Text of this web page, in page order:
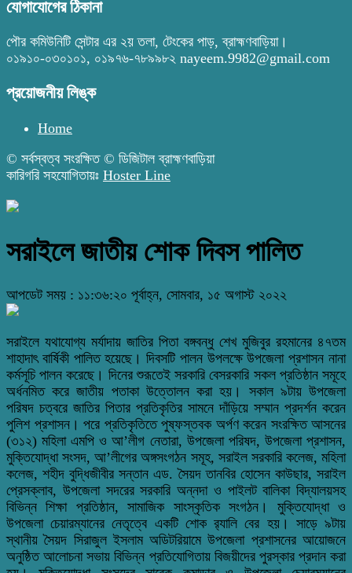
যোগাযোগের ঠিকানা
পৌর কমিউনিটি সেন্টার এর ২য় তলা, টেংকের পাড়, ব্রাহ্মণবাড়িয়া।
০১৯১০-০৩০১০১, ০১৯৭৬-৭৮৯৯৮২ nayeem.9982@gmail.com
প্রয়োজনীয় লিঙ্ক
Home
© সর্বস্বত্ব সংরক্ষিত © ডিজিটাল ব্রাহ্মণবাড়িয়া
কারিগরি সহযোগিতায়ঃ Hoster Line
সরাইলে জাতীয় শোক দিবস পালিত
আপডেট সময় : ১১:৩৬:২০ পূর্বাহ্ন, সোমবার, ১৫ অগাস্ট ২০২২
সরাইলে যথাযোগ্য মর্যাদায় জাতির পিতা বঙ্গবন্ধু শেখ মুজিবুর রহমানের ৪৭তম
শাহাদাৎ বার্ষিকী পালিত হয়েছে। দিবসটি পালন উপলক্ষে উপজেলা প্রশাসন নানা
কর্মসূচি পালন করেছে। দিনের শুরূতেই সরকারি বেসরকারি সকল প্রতিষ্ঠান সমূহে
অর্ধনমিত করে জাতীয় পতাকা উত্তোলন করা হয়। সকাল ৯টায় উপজেলা
পরিষদ চত্বরে জাতির পিতার প্রতিকৃতির সামনে দাঁড়িয়ে সম্মান প্রদর্শন করেন
পুলিশ প্রশাসন। পরে প্রতিকৃতিতে পুষ্ফস্তবক অর্পণ করেন সংরক্ষিত আসনের
(৩১২) মহিলা এমপি ও আ’লীগ নেতারা, উপজেলা পরিষদ, উপজেলা প্রশাসন,
মুক্তিযোদ্ধা সংসদ, আ’লীগের অঙ্গসংগঠন সমূহ, সরাইল সরকারি কলেজ, মহিলা
কলেজ, শহীদ বুদ্ধিজীবীর সন্তান এড. সৈয়দ তানবির হোসেন কাউছার, সরাইল
প্রেসক্লাব, উপজেলা সদরের সরকারি অন্নদা ও পাইলট বালিকা বিদ্যালয়সহ
বিভিন্ন শিক্ষা প্রতিষ্ঠান, সামাজিক সাংস্কৃতিক সংগঠন। মুক্তিযোদ্ধা ও
উপজেলা চেয়ারম্যানের নেতৃত্বে একটি শোক র‌্যালি বের হয়। সাড়ে ৯টায়
স্থানীয় সৈয়দ সিরাজুল ইসলাম অডিটরিয়ামে উপজেলা প্রশাসনের আয়োজনে
অনুষ্ঠিত আলোচনা সভায় বিভিন্ন প্রতিযোগিতায় বিজয়ীদের পুরস্কার প্রদান করা